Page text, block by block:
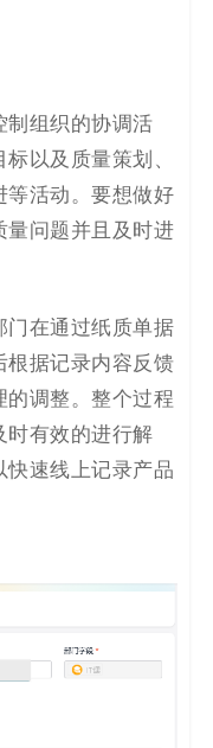
制组织的协调活
以及质量策划、
等活动。要想做好
量问题并且及时进
门在通过纸质单据
根据记录内容反馈
的调整。整个过程
时有效的进行解
快速线上记录产品